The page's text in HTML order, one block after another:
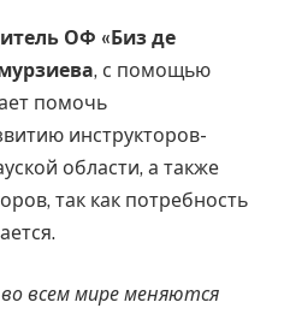
ОФ «Биз де
, с помощью
помочь
инструкторов-
области, а также
так как потребность
всем мире меняются